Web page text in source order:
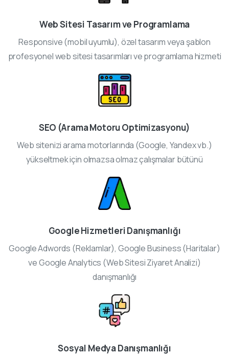
Web Sitesi Tasarım ve Programlama
Responsive (mobil uyumlu), özel tasarım veya şablon
profesyonel web sitesi tasarımları ve programlama hizmeti
SEO (Arama Motoru Optimizasyonu)
Web sitenizi arama motorlarında (Google, Yandex vb.)
yükseltmek için olmazsa olmaz çalışmalar bütünü
Google Hizmetleri Danışmanlığı
Google Adwords (Reklamlar), Google Business (Haritalar)
ve Google Analytics (Web Sitesi Ziyaret Analizi)
danışmanlığı
Sosyal Medya Danışmanlığı